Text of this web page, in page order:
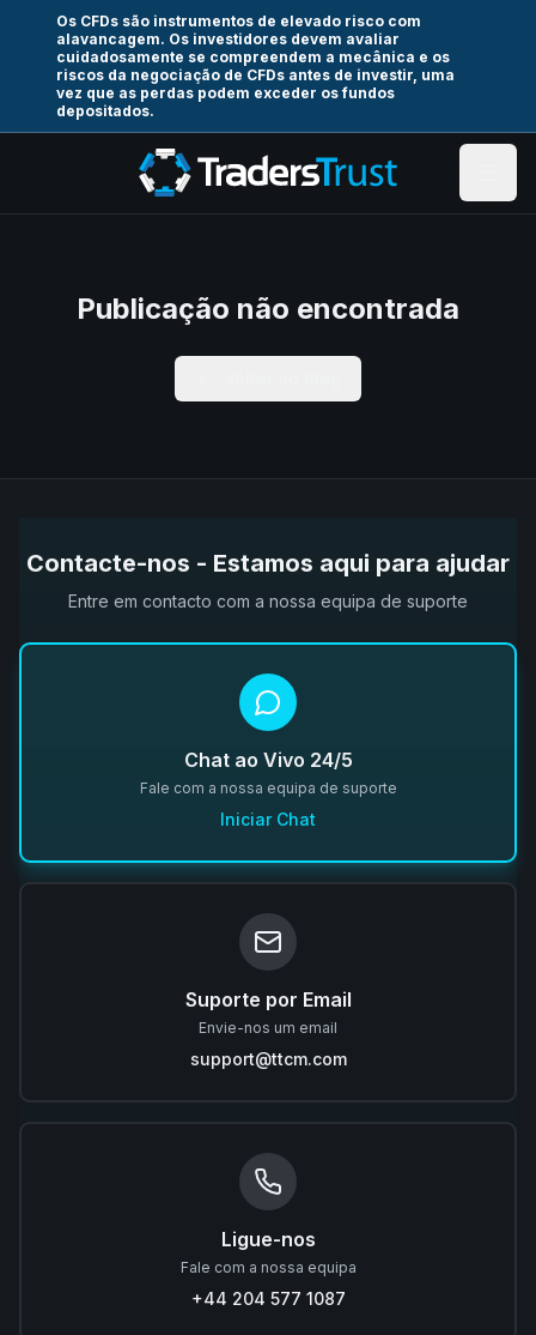
Os CFDs são instrumentos de elevado risco com
alavancagem. Os investidores devem avaliar
cuidadosamente se compreendem a mecânica e os
riscos da negociação de CFDs antes de investir, uma
vez que as perdas podem exceder os fundos
depositados.
Publicação não encontrada
Contacte-nos - Estamos aqui para ajudar
Entre em contacto com a nossa equipa de suporte
Chat ao Vivo 24/5
Fale com a nossa equipa de suporte
Iniciar Chat
Suporte por Email
Envie-nos um email
support@ttcm.com
Ligue-nos
Fale com a nossa equipa
+44 204 577 1087